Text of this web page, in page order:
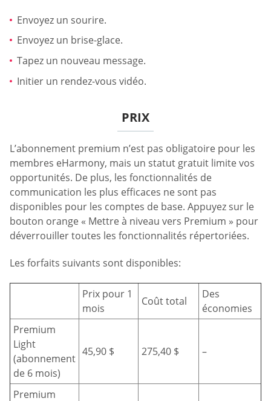
Envoyez un sourire.
Envoyez un brise-glace.
Tapez un nouveau message.
Initier un rendez-vous vidéo.
PRIX
L’abonnement premium n’est pas obligatoire pour les
membres eHarmony, mais un statut gratuit limite vos
opportunités. De plus, les fonctionnalités de
communication les plus efficaces ne sont pas
disponibles pour les comptes de base. Appuyez sur le
bouton orange « Mettre à niveau vers Premium » pour
déverrouiller toutes les fonctionnalités répertoriées.
Les forfaits suivants sont disponibles:
Prix pour 1
mois
Coût total
Des
économies
Premium
Light
(abonnement
de 6 mois)
45,90 $ 275,40 $ –
Premium